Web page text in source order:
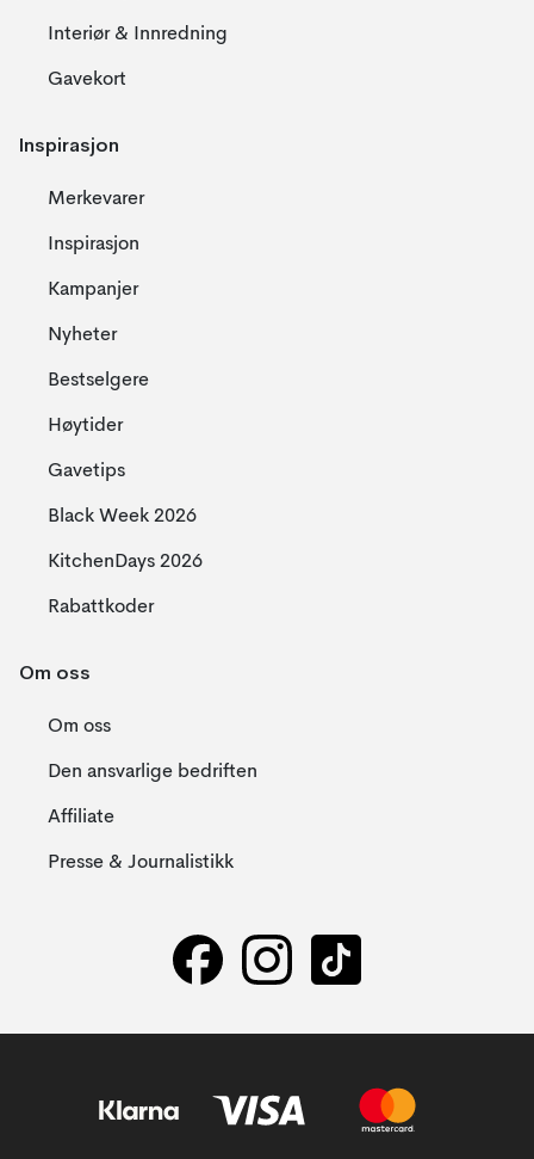
Interiør & Innredning
Gavekort
Inspirasjon
Merkevarer
Inspirasjon
Kampanjer
Nyheter
Bestselgere
Høytider
Gavetips
Black Week 2026
KitchenDays 2026
Rabattkoder
Om oss
Om oss
Den ansvarlige bedriften
Affiliate
Presse & Journalistikk